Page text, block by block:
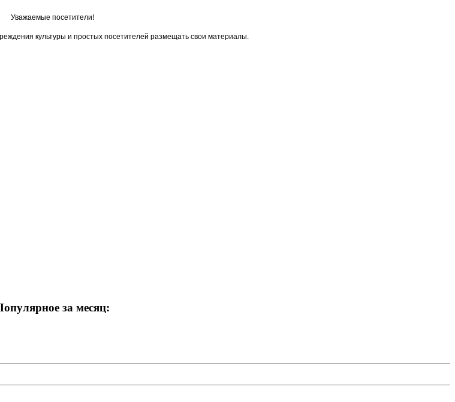
Уважаемые посетители!
культуры и простых посетителей размещать свои материалы.
за месяц: